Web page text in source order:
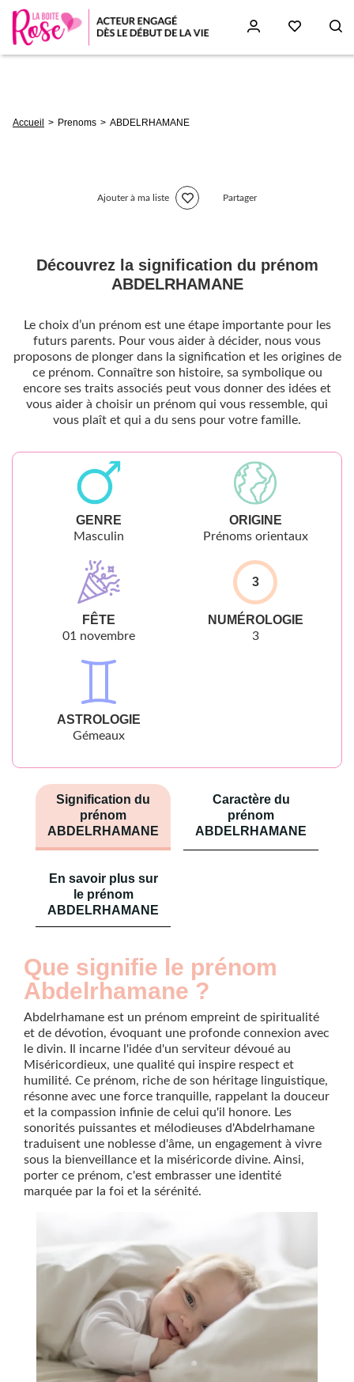
d'Ariane
Accueil Prenoms ABDELRHAMANE
Ajouter à ma liste Partager
Découvrez la signification du prénom
ABDELRHAMANE
Le choix d’un prénom est une étape importante pour les
futurs parents. Pour vous aider à décider, nous vous
proposons de plonger dans la signification et les origines de
ce prénom. Connaître son histoire, sa symbolique ou
encore ses traits associés peut vous donner des idées et
vous aider à choisir un prénom qui vous ressemble, qui
vous plaît et qui a du sens pour votre famille.
GENRE
Masculin
ORIGINE
Prénoms orientaux
FÊTE
01 novembre
3
NUMÉROLOGIE
3
ASTROLOGIE
Gémeaux
Signification du
prénom
ABDELRHAMANE
Caractère du
prénom
ABDELRHAMANE
En savoir plus sur
le prénom
ABDELRHAMANE
Que signifie le prénom
Abdelrhamane ?
Abdelrhamane est un prénom empreint de spiritualité
et de dévotion, évoquant une profonde connexion avec
le divin. Il incarne l'idée d'un serviteur dévoué au
Miséricordieux, une qualité qui inspire respect et
humilité. Ce prénom, riche de son héritage linguistique,
résonne avec une force tranquille, rappelant la douceur
et la compassion infinie de celui qu'il honore. Les
sonorités puissantes et mélodieuses d'Abdelrhamane
traduisent une noblesse d'âme, un engagement à vivre
sous la bienveillance et la miséricorde divine. Ainsi,
porter ce prénom, c'est embrasser une identité
marquée par la foi et la sérénité.